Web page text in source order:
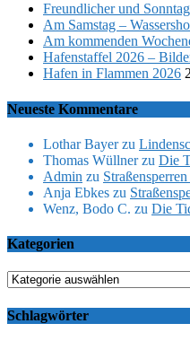
Freundlicher und
Am Samstag –
Am kommenden
Hafenstaffel 2026 –
Hafen in Flammen 2026
Neueste Kommentare
Lothar Bayerzu
Thomas Wüllnerzu Die
Admin zu
Anja Ebkes zu
Wenz, Bodo C. zu Die
Kategorien
Kategorien
Schlagwörter